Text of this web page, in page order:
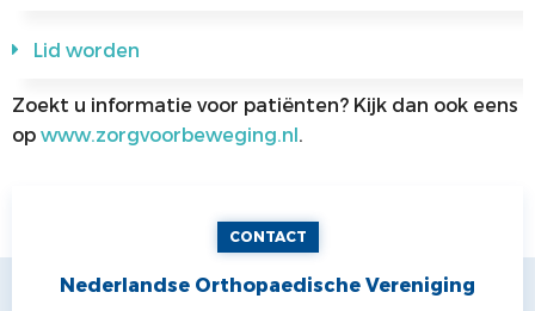
Lid worden
Zoekt u informatie voor patiënten? Kijk dan ook eens
opwww.zorgvoorbeweging.nl.
CONTACT
Nederlandse Orthopaedische Vereniging